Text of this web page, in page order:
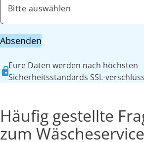
Bitte auswählen
Absenden
Eure Daten werden nach höchsten
Sicherheitsstandards SSL-
Häufig gestellte
zum